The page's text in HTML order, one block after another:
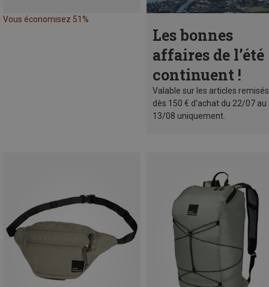
Vous économisez 51%
Les bonnes
affaires de l’été
continuent !
Valable sur les articles remisés
dès 150 € d'achat du 22/07 au
13/08 uniquement.